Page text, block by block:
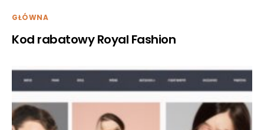
GŁÓWNA
Kod rabatowy Royal Fashion